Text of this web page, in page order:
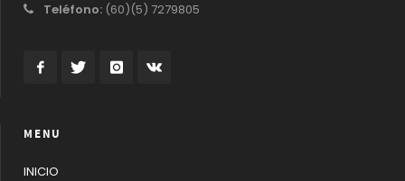
Teléfono: (60)(5) 7279805
MENU
INICIO